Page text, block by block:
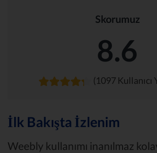
Skorumuz
8.6
(1097 Kullanıcı
İlk Bakışta İzlenim
Weebly kullanımı inanılmaz